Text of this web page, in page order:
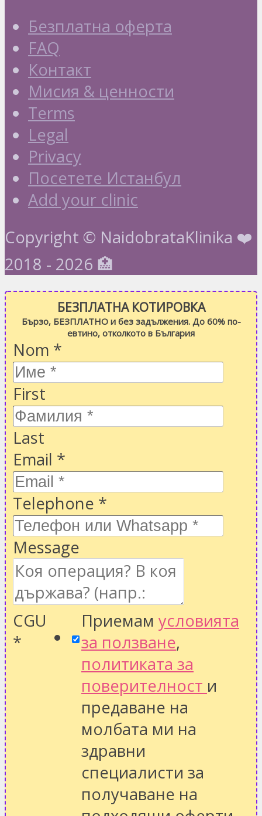
Безплатна оферта
FAQ
Контакт
Мисия & ценности
Terms
Legal
Privacy
Посетете Истанбул
Add your clinic
Copyright © NaidobrataKlinika ❤️
2018 - 2026 🏥
БЕЗПЛАТНА КОТИРОВКА
Бързо, БЕЗПЛАТНО и без задължения. До 60% по-
евтино, отколкото в България
Nom *
First
Last
Email *
Telephone *
Message
CGU
*
Приемам условията
за ползване,
политиката за
поверителност и
предаване на
молбата ми на
здравни
специалисти за
получаване на